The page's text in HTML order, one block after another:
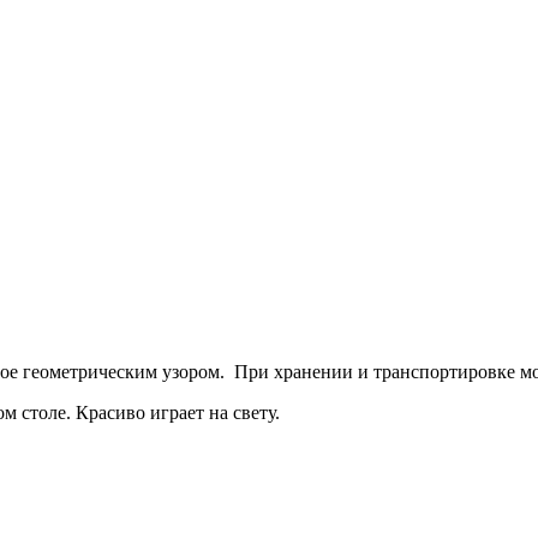
геометрическим узором. При хранении и транспортировке
Красиво играет на свету.